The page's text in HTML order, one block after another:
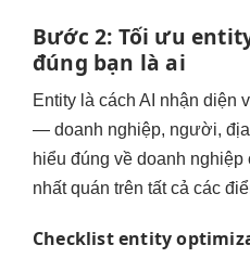
Bước 2: Tối ưu
đúng bạn là ai
Entity là cách AI nhận diện
— doanh nghiệp, người, địa
hiểu đúng về doanh nghiệp
nhất quán trên tất cả các
Checklist entity